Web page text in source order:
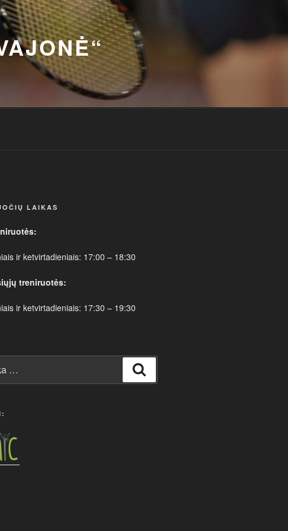
LAIKAS
ir ketvirtadieniais: 17:00 – 18:30
treniruotės:
ir ketvirtadieniais: 17:30 – 19:30